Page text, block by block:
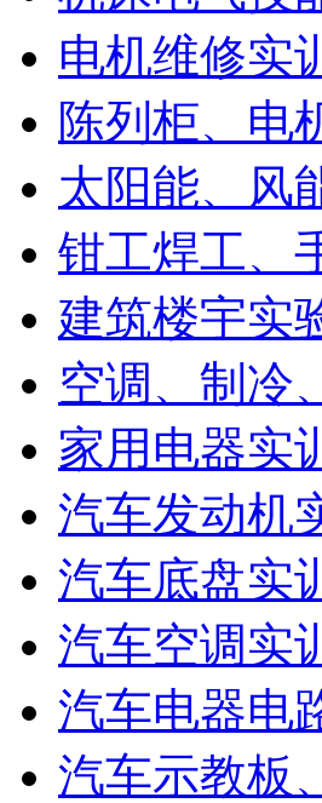
电机维修实
陈列柜、电
太阳能、风
钳工焊工、
建筑楼宇实
空调、制冷
家用电器实
汽车发动机
汽车底盘实
汽车空调实
汽车电器电
汽车示教板